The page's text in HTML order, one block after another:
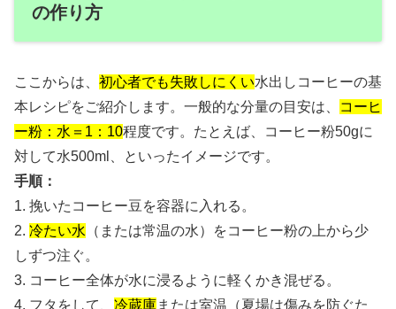
の作り方
ここからは、 初心者でも失敗しにくい水出しコーヒーの基
本レシピをご紹介します。一般的な分量の目安は、
コーヒ
ー粉：水＝1：10程度です。たとえば、コーヒー粉50gに
対して水500ml、といったイメージです。
手順：
1. 挽いたコーヒー豆を容器に入れる。
2. 冷たい水 （または常温の水）をコーヒー粉の上から少
しずつ注ぐ。
3. コーヒー全体が水に浸るように軽くかき混ぜる。
4. フタをして、 冷蔵庫または室温（夏場は傷みを防ぐた